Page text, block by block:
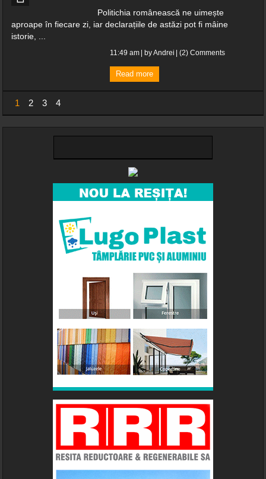
Politichia românească ne uimește
aproape în fiecare zi, iar declarațiile de astăzi pot fi mâine
istorie, ...
11:49 am | byAndrei (2) Comments
Read more
1 2 3 4